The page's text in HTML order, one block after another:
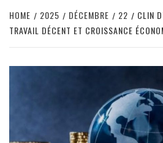
HOME 2025 DÉCEMBRE 22
CLIN
TRAVAIL DÉCENT ET CROISSANCE